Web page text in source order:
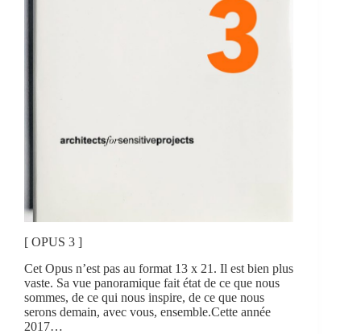
[ OPUS 3 ]
Cet Opus n’est pas au format 13 x 21. Il est bien plus
vaste. Sa vue panoramique fait état de ce que nous
sommes, de ce qui nous inspire, de ce que nous
serons demain, avec vous, ensemble.Cette année
2017…